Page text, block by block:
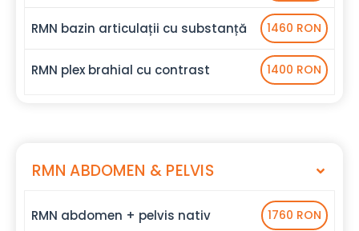
RMN bazin articulații cu substanță 1460 RON
RMN plex brahial cu contrast 1400 RON
RMN ABDOMEN & PELVIS
RMN abdomen + pelvis nativ 1760 RON